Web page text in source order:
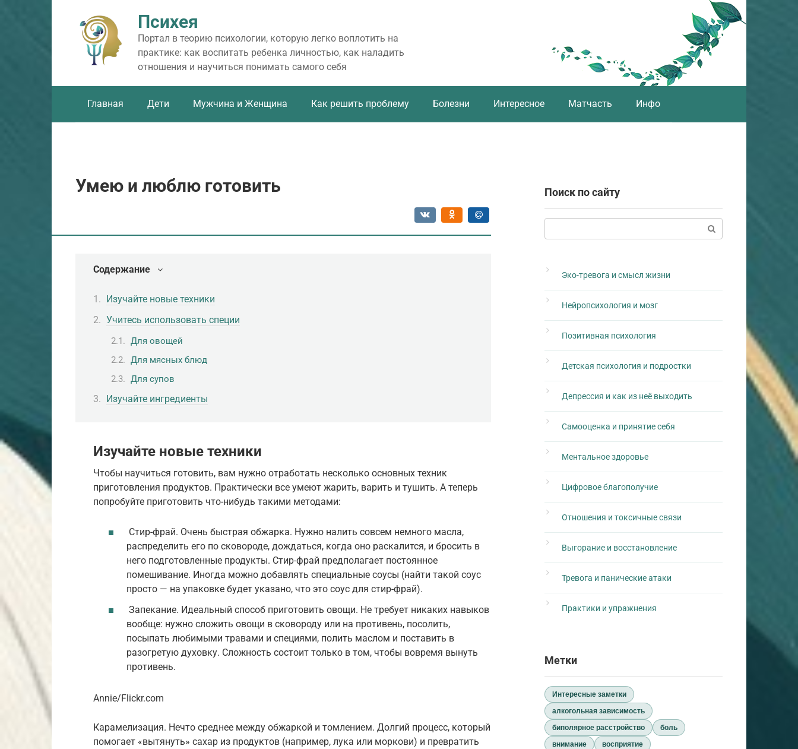
Психея
Портал в теорию психологии, которую легко воплотить на
практике: как воспитать ребенка личностью, как наладить
отношения и научиться понимать самого себя
Главная Дети Мужчина и Женщина Как решить проблему Болезни Интересное Матчасть Инфо
Умею и люблю готовить
Содержание
Изучайте новые техники
Учитесь использовать специи
Для овощей
Для мясных блюд
Для супов
Изучайте ингредиенты
Изучайте новые техники
Чтобы научиться готовить, вам нужно отработать несколько основных техник
приготовления продуктов. Практически все умеют жарить, варить и тушить. А теперь
попробуйте приготовить что-нибудь такими методами:
Стир-фрай. Очень быстрая обжарка. Нужно налить совсем немного масла,
распределить его по сковороде, дождаться, когда оно раскалится, и бросить в
него подготовленные продукты. Стир-фрай предполагает постоянное
помешивание. Иногда можно добавлять специальные соусы (найти такой соус
просто — на упаковке будет указано, что это соус для стир-фрай).
Запекание. Идеальный способ приготовить овощи. Не требует никаких навыков
вообще: нужно сложить овощи в сковороду или на противень, посолить,
посыпать любимыми травами и специями, полить маслом и поставить в
разогретую духовку. Сложность состоит только в том, чтобы вовремя вынуть
противень.
Annie/Flickr.com
Карамелизация. Нечто среднее между обжаркой и томлением. Долгий процесс, который
помогает «вытянуть» сахар из продуктов (например, лука или моркови) и превратить
Поиск по сайту
Эко-тревога и смысл жизни
Нейропсихология и мозг
Позитивная психология
Детская психология и подростки
Депрессия и как из неё выходить
Самооценка и принятие себя
Ментальное здоровье
Цифровое благополучие
Отношения и токсичные связи
Выгорание и восстановление
Тревога и панические атаки
Практики и упражнения
Метки
Интересные заметки
алкогольная зависимость
биполярное расстройство
боль
внимание
восприятие